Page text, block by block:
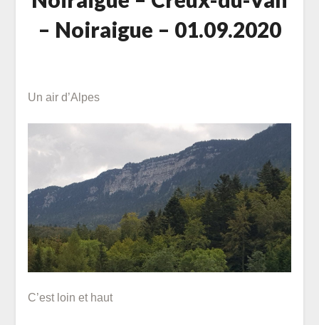
– Noiraigue – 01.09.2020
2020
Un air d’Alpes
C’est loin et haut